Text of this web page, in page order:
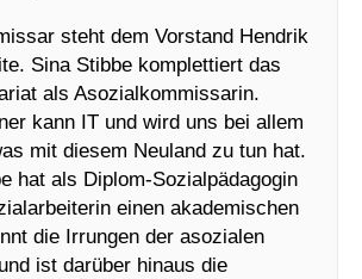
steht dem Vorstand Hendrik
Sina Stibbe komplettiert das
als Asozialkommissarin.
kann IT und wird uns bei allem
mit diesem Neuland zu tun hat.
hat als Diplom-Sozialpädagogin
einen akademischen
die Irrungen der asozialen
ist darüber hinaus die